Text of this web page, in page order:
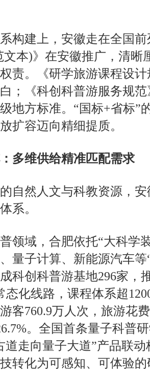
建上，安徽走在全国前
本)》在安徽推广，清晰
责。《研学旅游课程设
；《科创科普游服务规
地方标准。“国标+省标”
扩容迈向精细提质。
多维供给精准匹配需求
然人文与科教资源，安
系。
域，合肥依托“大科学装
量子计算、新能源汽车
科创科普游基地296家，
态化线路，课程体系超
客760.9万人次，旅游花
。全国首条量子科普
道走向量子大道”产品联
转化为可感知、可体验